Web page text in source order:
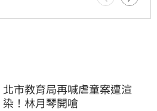
北市教育局再喊虐童案遭渲
染！林月琴開嗆